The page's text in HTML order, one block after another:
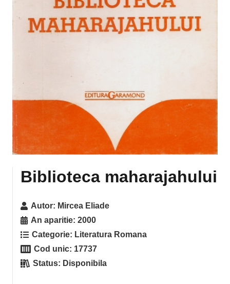
Biblioteca maharajahului
Autor: Mircea Eliade
An aparitie:2000
Categorie: Literatura Romana
Cod unic: 17737
Status: Disponibila